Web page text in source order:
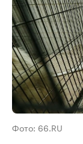
Фото: 66.RU